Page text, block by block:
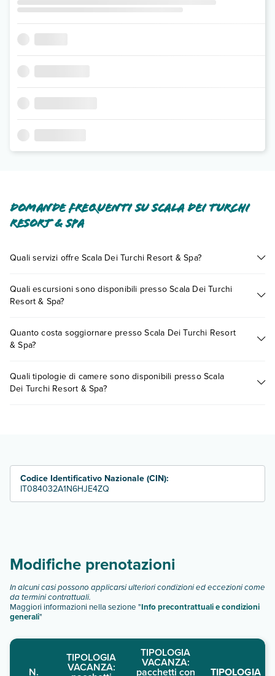
Domande frequenti su Scala Dei Turchi
Resort & Spa
Quali servizi offre Scala Dei Turchi Resort & Spa?
pagamento tra cui: wi-fi free.
Scopri tutti i dettagli nel paragrafo dedicato "
Quali escursioni sono disponibili presso Scala Dei Turchi
Resort & Spa?
presso Scala Dei Turchi Resort & Spa. Scoprile tutte nella
sezione dedicata
Quanto costa soggiornare presso Scala Dei Turchi Resort
& Spa?
base a vari fattori (per es. date, condizioni dell'hotel, ecc). Per
consultare i prezzi, compila il motore di ricerca e scegli
Quali tipologie di camere sono disponibili presso Scala
Dei Turchi Resort & Spa?
camera deluxe vista giardino
camera superior vista giardino
camera deluxe lato mare
camera deluxe lato mare:
Codice Identificativo Nazionale (CIN):
IT084032A1N6HJE4ZQ
Modifiche prenotazioni
In alcuni casi possono applicarsi ulteriori condizioni ed eccezioni come
da termini contrattuali.
Maggiori informazioni nella sezione "Info precontrattuali e condizioni
generali"
N.
TIPOLOGIA
VACANZA:
TIPOLOGIA
VACANZA:
pacchetti con TIPOLOGIA